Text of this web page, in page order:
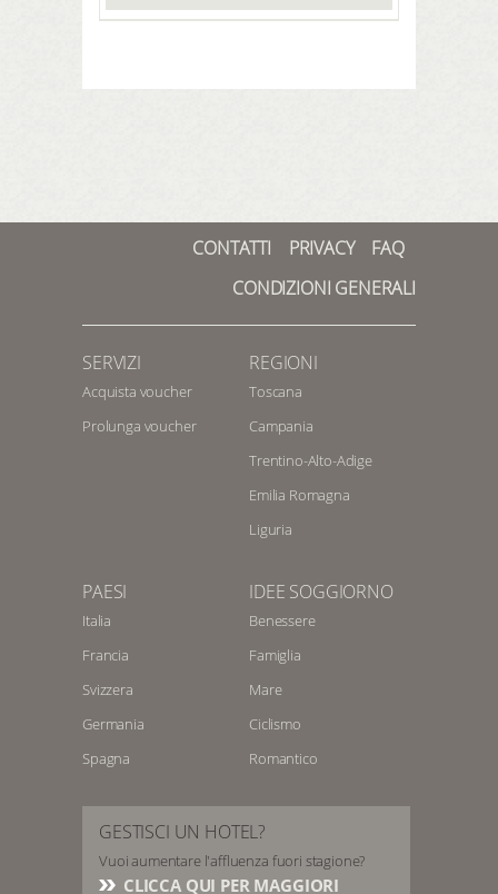
CONTATTI PRIVACY
FAQ
CONDIZIONI GENERALI
SERVIZI
Acquista voucher
Prolunga voucher
REGIONI
Toscana
Campania
Trentino-Alto-Adige
Emilia Romagna
Liguria
PAESI
Italia
Francia
Svizzera
Germania
Spagna
IDEE SOGGIORNO
Benessere
Famiglia
Mare
Ciclismo
Romantico
GESTISCI UN HOTEL?
Vuoi aumentare l'affluenza fuori stagione?
CLICCA QUI PER MAGGIORI